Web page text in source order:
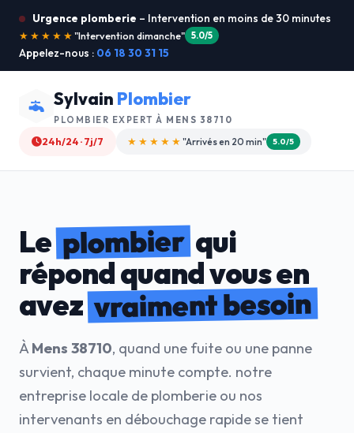
Urgence plomberie – Intervention en moins de 30 minutes
★★★★★"Je recommande !" 4.9/5
Appelez-nous : 06 18 30 31 15
Sylvain Plombier
PLOMBIER EXPERT À MENS 38710
24h/24 · 7j/7 ★★★★☆ "Devis gratuit" 4.8/5
Leplombierqui
répond quand vous en
avezvraiment besoin
ÀMens 38710, quand une fuite ou une panne
survient, chaque minute compte. notre
entreprise locale de plomberie ou nos
intervenants en débouchage rapide se tient